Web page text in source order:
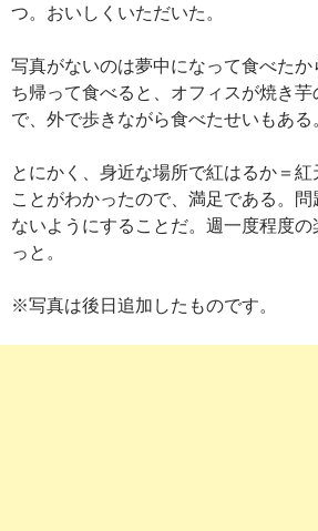
つ。おいしくいただいた。
写真がないのは夢中になって食べた
ち帰って食べると、オフィスが焼き
で、外で歩きながら食べたせいもある
とにかく、身近な場所で紅はるか＝
ことがわかったので、満足である。
ないようにすることだ。週一度程度の
っと。
※写真は後日追加したものです。